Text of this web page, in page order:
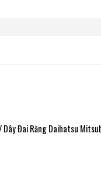
Đai Răng Daihatsu